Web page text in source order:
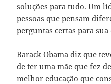
soluções para tudo. Um
pessoas que pensam
perguntas certas para
Barack Obama diz que
de ter uma mãe que fez
melhor educação que